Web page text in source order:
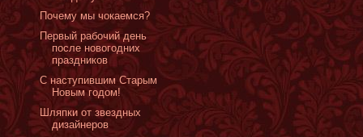
Почему мы чокаемся?
Первый рабочий день
после новогодних
праздников
С наступившим Старым
Новым годом!
Шляпки от звездных
дизайнеров